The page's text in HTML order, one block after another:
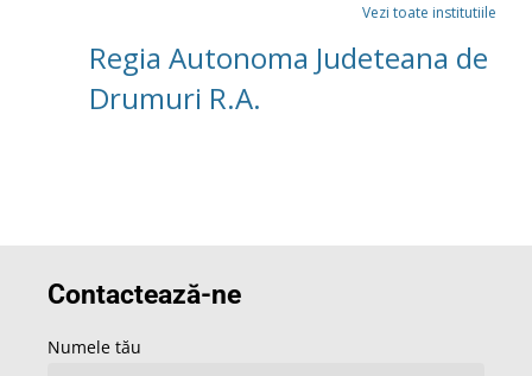
Vezi toate institutiile
Regia Autonoma Judeteana de
Drumuri R.A.